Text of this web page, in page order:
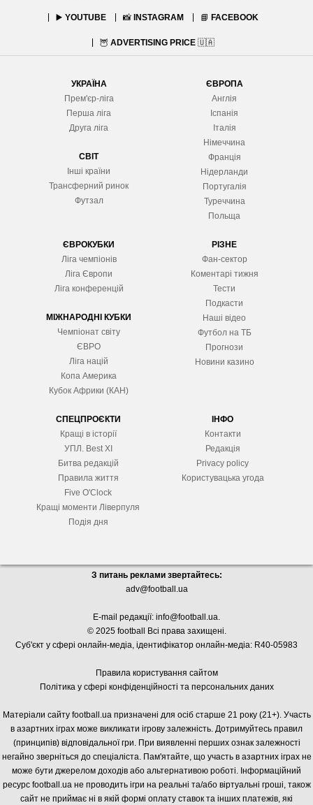
▶️ YOUTUBE 📸 INSTAGRAM 📘 FACEBOOK
🦉 ADVERTISING PRICE 🇺🇦
УКРАЇНА
Прем'єр-ліга
Перша ліга
Друга ліга
СВІТ
Інші країни
Трансферний ринок
Футзал
ЄВРОПА
Англія
Іспанія
Італія
Німеччина
Франція
Нідерланди
Португалія
Туреччина
Польща
ЄВРОКУБКИ
Ліга чемпіонів
Ліга Європи
Ліга конференцій
МІЖНАРОДНІ КУБКИ
Чемпіонат світу
ЄВРО
Ліга націй
Копа Америка
Кубок Африки (КАН)
РІЗНЕ
Фан-сектор
Коментарі тижня
Тести
Подкасти
Наші відео
Футбол на ТБ
Прогнози
Новини казино
СПЕЦПРОЄКТИ
Кращі в історії
УПЛ. Best XІ
Битва редакцій
Правила життя
Five O'Clock
Кращі моменти Ліверпуля
Подія дня
ІНФО
Контакти
Редакція
Privacy policy
Користувацька угода
З питань реклами звертайтесь:
adv@football.ua
E-mail редакції: info@football.ua.
© 2025 football Всі права захищені.
Суб'єкт у сфері онлайн-медіа, ідентифікатор онлайн-медіа: R40-05983
Правила користування сайтом
Політика у сфері конфіденційності та персональних даних
Матеріали сайту football.ua призначені для осіб старше 21 року (21+). Участь
в азартних іграх може викликати ігрову залежність. Дотримуйтесь правил
(принципів) відповідальної гри. При виявленні перших ознак залежності
негайно зверніться до спеціаліста. Пам'ятайте, що участь в азартних іграх не
може бути джерелом доходів або альтернативою роботі. Інформаційний
ресурс football.ua не проводить ігри на реальні та/або віртуальні гроші, також
сайт не приймає ні в якій формі оплату ставок та інших платежів, які